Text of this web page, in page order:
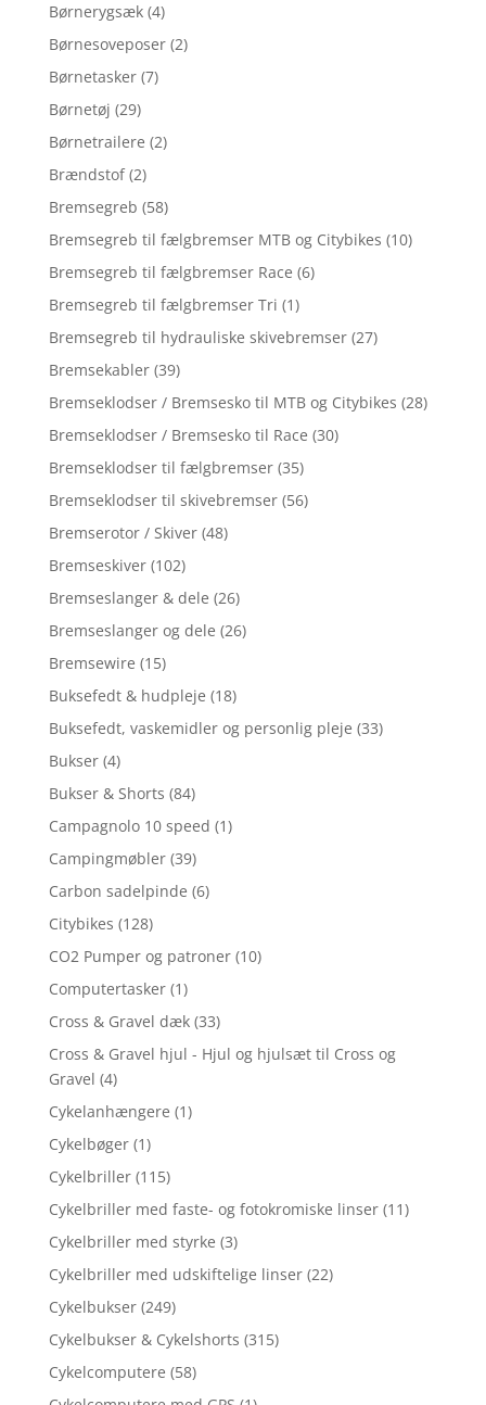
Børnerygsæk (4)
Børnesoveposer (2)
Børnetasker (7)
Børnetøj (29)
Børnetrailere (2)
Brændstof (2)
Bremsegreb (58)
Bremsegreb til fælgbremser MTB og Citybikes (10)
Bremsegreb til fælgbremser Race (6)
Bremsegreb til fælgbremser Tri (1)
Bremsegreb til hydrauliske skivebremser (27)
Bremsekabler (39)
Bremseklodser / Bremsesko til MTB og Citybikes (28)
Bremseklodser / Bremsesko til Race (30)
Bremseklodser til fælgbremser (35)
Bremseklodser til skivebremser (56)
Bremserotor / Skiver (48)
Bremseskiver (102)
Bremseslanger & dele (26)
Bremseslanger og dele (26)
Bremsewire (15)
Buksefedt & hudpleje (18)
Buksefedt, vaskemidler og personlig pleje (33)
Bukser (4)
Bukser & Shorts (84)
Campagnolo 10 speed (1)
Campingmøbler (39)
Carbon sadelpinde (6)
Citybikes (128)
CO2 Pumper og patroner (10)
Computertasker (1)
Cross & Gravel dæk (33)
Cross & Gravel hjul - Hjul og hjulsæt til Cross og
Gravel (4)
Cykelanhængere (1)
Cykelbøger (1)
Cykelbriller (115)
Cykelbriller med faste- og fotokromiske linser (11)
Cykelbriller med styrke (3)
Cykelbriller med udskiftelige linser (22)
Cykelbukser (249)
Cykelbukser & Cykelshorts (315)
Cykelcomputere (58)